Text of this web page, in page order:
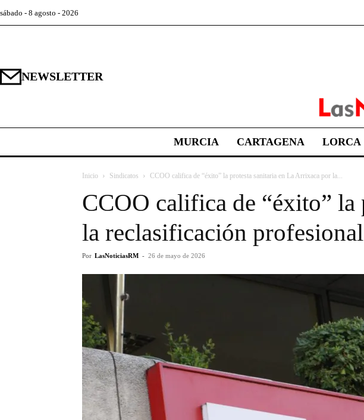
sábado - 8 agosto - 2026
NEWSLETTER
MURCIA CARTAGENA LORCA
Inicio Sindicatos CCOO califica de “éxito” la protesta sanitaria en La Arrixaca por la...
CCOO califica de “éxito”
la reclasificación profesional
Por LasNoticiasRM - 26 de mayo de 2026